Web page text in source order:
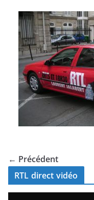
← Précédent
RTL direct vidéo